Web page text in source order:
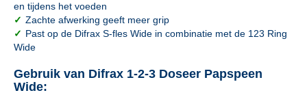
en tijdens het voeden
✓ Zachte afwerking geeft meer grip
✓ Past op de Difrax S-fles Wide in combinatie met de 123 Ring
Wide
Gebruik van Difrax 1-2-3 Doseer Papspeen
Wide: